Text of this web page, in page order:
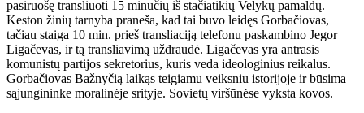
pasiruošę transliuoti 15 minučių iš stačiatikių Velykų pamaldų.
Keston žinių tarnyba praneša, kad tai buvo leidęs Gorbačiovas,
tačiau staiga 10 min. prieš transliaciją telefonu paskambino Jegor
Ligačevas, ir tą transliavimą uždraudė. Ligačevas yra antrasis
komunistų partijos sekretorius, kuris veda ideologinius reikalus.
Gorbačiovas Bažnyčią laikąs teigiamu veiksniu istorijoje ir būsima
sąjungininke moralinėje srityje. Sovietų viršūnėse vyksta kovos.